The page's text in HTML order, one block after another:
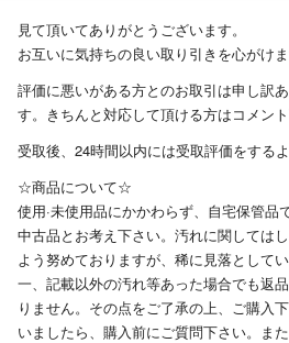
見て頂いてありがとうございます。
お互いに気持ちの良い取り引きを心がけま
評価に悪いがある方とのお取引は申し訳
す。きちんと対応して頂ける方はコメン
受取後、24時間以内には受取評価をする
☆商品について☆
使用·未使用品にかかわらず、自宅保管品
中古品とお考え下さい。汚れに関しては
よう努めておりますが、稀に見落として
一、記載以外の汚れ等あった場合でも返
りません。その点をご了承の上、ご購入
いましたら、購入前にご質問下さい。ま